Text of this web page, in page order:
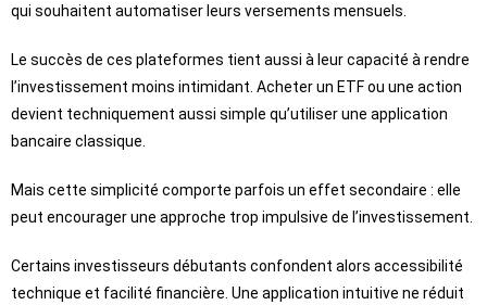
qui souhaitent automatiser leurs versements mensuels.
Le succès de ces plateformes tient aussi à leur capacité à rendre
l’investissement moins intimidant. Acheter un ETF ou une action
devient techniquement aussi simple qu’utiliser une application
bancaire classique.
Mais cette simplicité comporte parfois un effet secondaire : elle
peut encourager une approche trop impulsive de l’investissement.
Certains investisseurs débutants confondent alors accessibilité
technique et facilité financière. Une application intuitive ne réduit